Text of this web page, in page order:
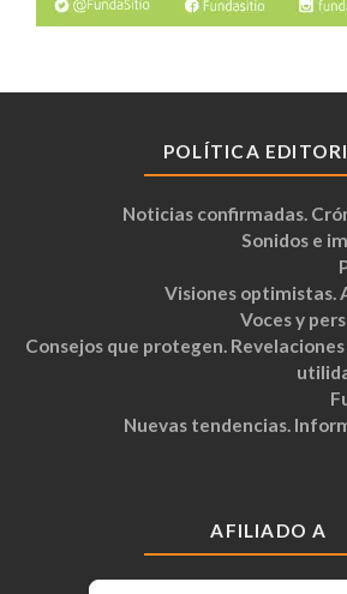
POLÍTICA
Noticias confirmadas.
Sonidos e
Visiones optimistas.
Voces y
Consejos que protegen.
Nuevas tendencias.
AFILIADO A